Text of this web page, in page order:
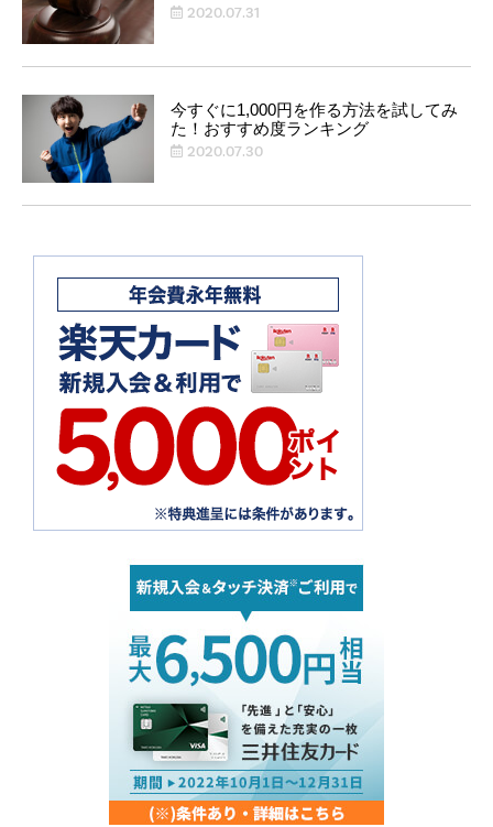
2020.07.31
今すぐに1,000円を作る方法を試してみ
た！おすすめ度ランキング
2020.07.30